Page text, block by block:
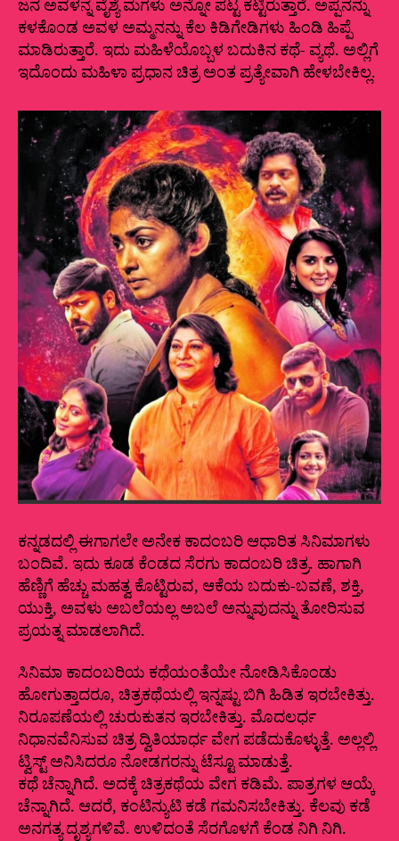
ಜನ ಅವಳನ್ನ ವೈಶ್ಯೆ ಮಗಳು ಅನ್ನೋ ಪಟ್ಟ ಕಟ್ಟಿರುತ್ತಾರೆ. ಅಪ್ಪನನ್ನು
ಕಳಕೊಂಡ ಅವಳ ಅಮ್ಮನನ್ನು ಕೆಲ ಕಿಡಿಗೇಡಿಗಳು ಹಿಂಡಿ ಹಿಪ್ಪೆ
ಮಾಡಿರುತ್ತಾರೆ. ಇದು ಮಹಿಳೆಯೊಬ್ಬಳ ಬದುಕಿನ ಕಥೆ- ವ್ಯಥೆ. ಅಲ್ಲಿಗೆ
ಇದೊಂದು ಮಹಿಳಾ ಪ್ರಧಾನ ಚಿತ್ರ ಅಂತ ಪ್ರತ್ಯೇವಾಗಿ ಹೇಳಬೇಕಿಲ್ಲ.
ಕನ್ನಡದಲ್ಲಿ ಈಗಾಗಲೇ ಅನೇಕ ಕಾದಂಬರಿ ಆಧಾರಿತ ಸಿನಿಮಾಗಳು
ಬಂದಿವೆ. ಇದು ಕೂಡ ಕೆಂಡದ‌ ಸೆರಗು ಕಾದಂಬರಿ ಚಿತ್ರ. ಹಾಗಾಗಿ
ಹೆಣ್ಣಿಗೆ ಹೆಚ್ಚು‌ ಮಹತ್ವ ಕೊಟ್ಟಿರುವ, ಆಕೆಯ ಬದುಕು-ಬವಣೆ, ಶಕ್ತಿ,
ಯುಕ್ತಿ, ಅವಳು ಅಬಲೆಯಲ್ಲ ಅಬಲೆ ಅನ್ನುವುದನ್ನು ತೋರಿಸುವ
ಪ್ರಯತ್ನ ಮಾಡಲಾಗಿದೆ.
ಸಿನಿಮಾ ಕಾದಂಬರಿಯ ಕಥೆಯಂತೆಯೇ ನೋಡಿಸಿಕೊಂಡು
ಹೋಗುತ್ತಾದರೂ, ಚಿತ್ರಕಥೆಯಲ್ಲಿ ಇನ್ನಷ್ಟು ಬಿಗಿ ಹಿಡಿತ ಇರಬೇಕಿತ್ತು.
ನಿರೂಪಣೆಯಲ್ಲಿ ಚುರುಕುತನ ಇರಬೇಕಿತ್ತು. ಮೊದಲರ್ಧ
ನಿಧಾನವೆನಿಸುವ ಚಿತ್ರ ದ್ವಿತಿಯಾರ್ಧ ವೇಗ ಪಡೆದುಕೊಳ್ಳುತ್ತೆ. ಅಲ್ಲಲ್ಲಿ
ಟ್ವಿಸ್ಟ್ ಅನಿಸಿದರೂ ನೋಡಗರನ್ನು ಟೆಸ್ಟೂ ಮಾಡುತ್ತೆ.
ಕಥೆ ಚೆನ್ನಾಗಿದೆ. ಅದಕ್ಕೆ ಚಿತ್ರಕಥೆಯ ವೇಗ ಕಡಿಮೆ. ಪಾತ್ರಗಳ ಆಯ್ಕೆ
ಚೆನ್ನಾಗಿದೆ. ಆದರೆ, ಕಂಟಿನ್ಯುಟಿ ಕಡೆ ಗಮನಿಸಬೇಕಿತ್ತು. ಕೆಲವು ಕಡೆ
ಅನಗತ್ಯ ದೃಶ್ಯಗಳಿವೆ. ಉಳಿದಂತೆ ಸೆರಗೊಳಗೆ ಕೆಂಡ ನಿಗಿ ನಿಗಿ.